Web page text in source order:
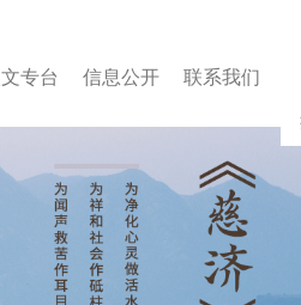
文专台 信息公开 联系我们